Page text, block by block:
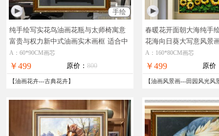
手绘
纯手绘写实花鸟油画花瓶与太师椅寓意
富贵与权力新中式油画实木画框 适合中
式装饰客厅办公室手绘花鸟油画
A：60*90CM画芯
￥499 原价： 800
【油画花卉---古典花卉】
春暖花开面朝大海纯手
花海向日葵大写意风景
田园风光风景油画
A：160*80CM画芯
￥499 原价
【油画风景画---田园风光风